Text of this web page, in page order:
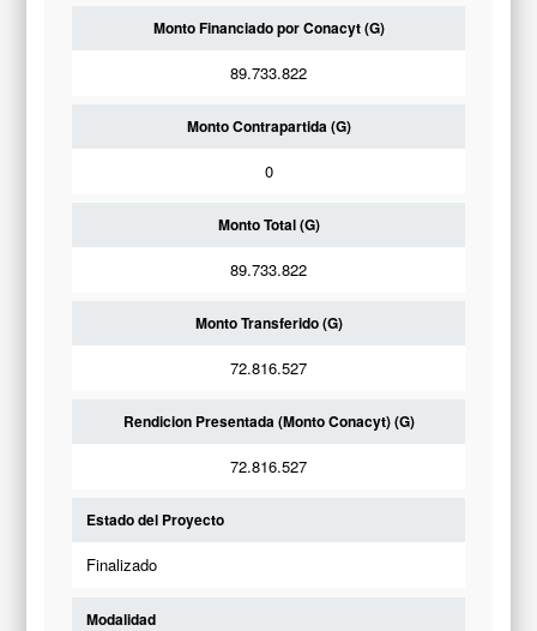
Monto Financiado por Conacyt (G)
89.733.822
Monto Contrapartida (G)
0
Monto Total (G)
89.733.822
Monto Transferido (G)
72.816.527
Rendicion Presentada (Monto Conacyt) (G)
72.816.527
Estado del Proyecto
Finalizado
Modalidad